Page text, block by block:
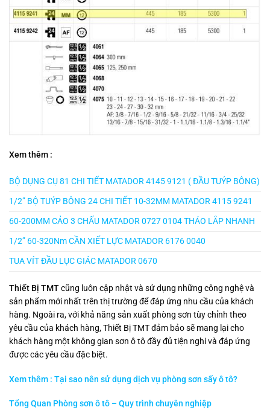
Xem thêm :
BỘ DỤNG CỤ 81 CHI TIẾT MATADOR 4145 9121 ( ĐẦU TUÝP BÔNG)
1/2” BỘ TUÝP BÔNG 24 CHI TIẾT 10-32MM MATADOR 4115 9241
60-200MM CẢO 3 CHẤU MATADOR 0727 0104 THÁO LẮP NHANH
1/2” 60-320Nm CẦN XIẾT LỰC MATADOR 6176 0040
TUA VÍT ĐẦU LỤC GIÁC MATADOR 0670
Thiết Bị TMTcũng luôn cập nhật và sử dụng những công nghệ và
sản phẩm mới nhất trên thị trường để đáp ứng nhu cầu của khách
hàng. Ngoài ra, với khả năng sản xuất phòng sơn tùy chỉnh theo
yêu cầu của khách hàng, Thiết Bị TMT đảm bảo sẽ mang lại cho
khách hàng một không gian sơn ô tô đầy đủ tiện nghi và đáp ứng
được các yêu cầu đặc biệt.
Xem thêm : Tại sao nên sử dụng dịch vụ phòng sơn sấy ô tô?
Tổng Quan Phòng sơn ô tô – Quy trình chuyên nghiệp